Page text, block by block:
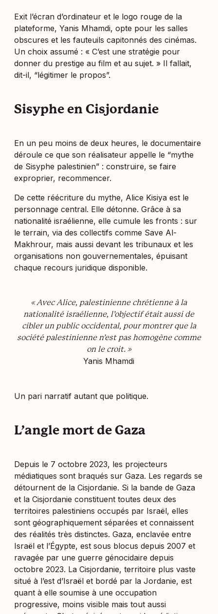
Exit l’écran d’ordinateur et le logo rouge de la
plateforme, Yanis Mhamdi, opte pour les salles
obscures et les fauteuils capitonnés des cinémas.
Un choix assumé : « C’est une stratégie pour
donner du prestige au film et au sujet. » Il fallait,
dit-il, “légitimer le propos”.
Sisyphe en Cisjordanie
En un peu moins de deux heures, le documentaire
déroule ce que son réalisateur appelle le “mythe
de Sisyphe palestinien” : construire, se faire
exproprier, recommencer.
De cette réécriture du mythe, Alice Kisiya est le
personnage central. Elle détonne. Grâce à sa
nationalité israélienne, elle cumule les fronts : sur
le terrain, via des collectifs comme Save Al-
Makhrour, mais aussi devant les tribunaux et les
organisations non gouvernementales, épuisant
chaque recours juridique disponible.
« Avec Alice, palestinienne chrétienne à la
nationalité israélienne, l’objectif était aussi de
cibler un public occidental, pour montrer que la
société palestinienne n’est pas homogène comme
on le croit. »
Yanis Mhamdi
Un pari narratif autant que politique.
L’angle mort de Gaza
Depuis le 7 octobre 2023, les projecteurs
médiatiques sont braqués sur Gaza. Les regards se
détournent de la Cisjordanie. Si la bande de Gaza
et la Cisjordanie constituent toutes deux des
territoires palestiniens occupés par Israël, elles
sont géographiquement séparées et connaissent
des réalités très distinctes. Gaza, enclavée entre
Israël et l’Égypte, est sous blocus depuis 2007 et
ravagée par une guerre génocidaire depuis
octobre 2023. La Cisjordanie, territoire plus vaste
situé à l’est d’Israël et bordé par la Jordanie, est
quant à elle soumise à une occupation
progressive, moins visible mais tout aussi